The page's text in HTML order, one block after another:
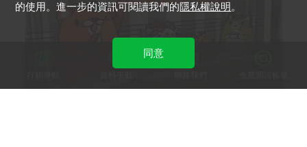
的使用。進一步的資訊可閱讀我們的隱私權說明。
同意